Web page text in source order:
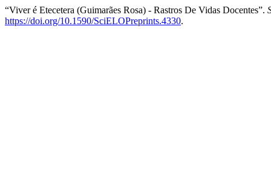
“Viver é Etecetera (Guimarães Rosa) - Rastros De Vidas Docentes”.
https://doi.org/10.1590/SciELOPreprints.4330.